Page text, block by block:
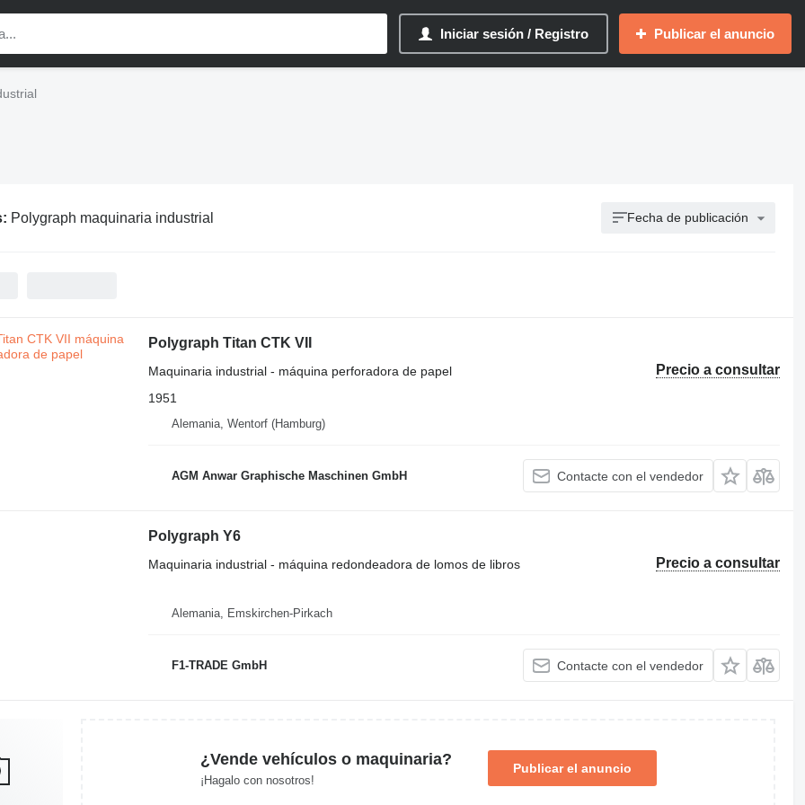
Iniciar sesión / Registro Publicar el anuncio
Polygraph maquinaria industrial Fecha de publicación
Polygraph Titan CTK VII
Precio a consultar
Maquinaria industrial - máquina perforadora de papel
1951
Alemania, Wentorf (Hamburg)
AGM Anwar Graphische Maschinen GmbH Contacte con el vendedor
Polygraph Y6
Precio a consultar
Maquinaria industrial - máquina redondeadora de lomos de libros
Alemania, Emskirchen-Pirkach
F1-TRADE GmbH Contacte con el vendedor
¿Vende vehículos o maquinaria?
¡Hagalo con nosotros!
Publicar el anuncio